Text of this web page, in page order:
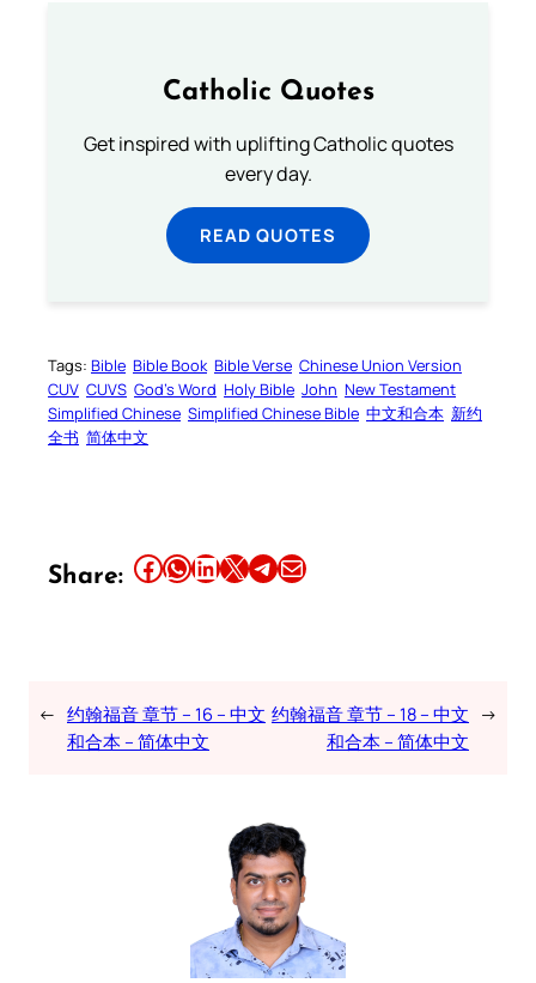
Catholic Quotes
Get inspired with uplifting Catholic quotes
every day.
READ QUOTES
Tags: Bible Bible Book Bible Verse Chinese Union Version
CUV CUVS God’s Word Holy Bible John New Testament
Simplified Chinese Simplified Chinese Bible 中文和合本 新约
全书 简体中文
Share: Share this article on Facebook Share this article on WhatsApp Share this article on LinkedIn Share this article on X Share this article on TelegramEmail this Article
← 约翰福音 章节 – 16 – 中文
和合本 – 简体中文
约翰福音 章节 – 18 – 中文
和合本 – 简体中文
→